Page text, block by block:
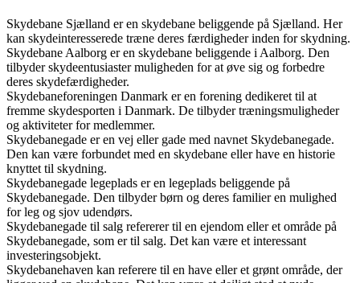
Skydebane Sjælland er en skydebane beliggende på Sjælland. Her
kan skydeinteresserede træne deres færdigheder inden for skydning.
Skydebane Aalborg er en skydebane beliggende i Aalborg. Den
tilbyder skydeentusiaster muligheden for at øve sig og forbedre
deres skydefærdigheder.
Skydebaneforeningen Danmark er en forening dedikeret til at
fremme skydesporten i Danmark. De tilbyder træningsmuligheder
og aktiviteter for medlemmer.
Skydebanegade er en vej eller gade med navnet Skydebanegade.
Den kan være forbundet med en skydebane eller have en historie
knyttet til skydning.
Skydebanegade legeplads er en legeplads beliggende på
Skydebanegade. Den tilbyder børn og deres familier en mulighed
for leg og sjov udendørs.
Skydebanegade til salg refererer til en ejendom eller et område på
Skydebanegade, som er til salg. Det kan være et interessant
investeringsobjekt.
Skydebanehaven kan referere til en have eller et grønt område, der